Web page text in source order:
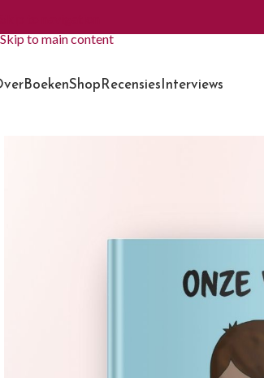
Skip to main content
BoekenShop Recensies Interviews